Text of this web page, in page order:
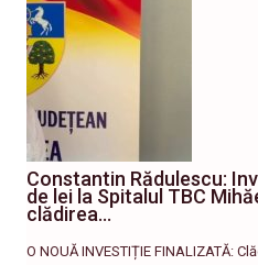
Constantin Rădulescu:
de lei la Spitalul TBC
clădirea…
O NOUĂ INVESTIȚIE FINALIZATĂ: